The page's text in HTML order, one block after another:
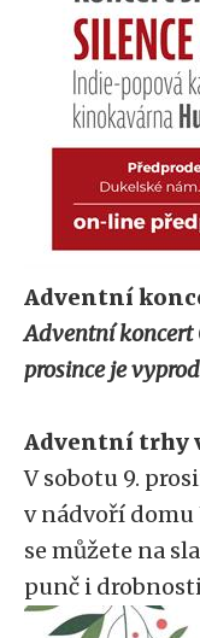
Adventní
Adventní koncert
prosince je
Adventní trhy
V sobotu 9.
v nádvoří domu
se můžete na
punč i